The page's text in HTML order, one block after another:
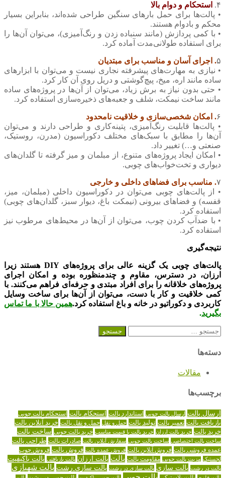
۴.
استحکام و دوام بالا
• پالت‌ها برای حمل بارهای سنگین طراحی شده‌اند، بنابراین بسیار
محکم و بادوام هستند.
• با کمی پردازش (مانند سنباده زدن و رنگ‌آمیزی)، می‌توان آن‌ها را
برای استفاده طولانی‌مدت آماده کرد.
۵. اجرای آسان و مناسب برای مبتدیان
• نیازی به مهارت‌های پیشرفته نجاری نیست و می‌توان با ابزارهای
ساده مانند اره، میخ، پیچ‌گوشتی و دریل روی آن کار کرد.
• حتی بدون نیاز به برش زیاد، می‌توان از آن‌ها در پروژه‌های ساده
مانند ساخت نیمکت، شلف و جعبه‌های ذخیره‌سازی استفاده کرد.
۶. امکان شخصی‌سازی و خلاقیت نامحدود
• پالت‌ها قابلیت رنگ‌آمیزی، پتینه‌کاری و طراحی دارند و می‌توان
آن‌ها را مطابق با سبک‌های مختلف دکوراسیون (مدرن، روستیک،
صنعتی و…) تغییر داد.
• امکان ایجاد پروژه‌های متنوع، از مبلمان و میز گرفته تا گلدان‌های
دیواری و تخت‌خواب‌های چوبی.
۷. مناسب برای فضاهای داخلی و خارجی
• از پالت‌های چوبی می‌توان در دکوراسیون داخلی (مبلمان، میز،
قفسه) و فضاهای بیرونی (نیمکت باغ، دیوار سبز، گلدان‌های چوبی)
استفاده کرد.
• با ضدآب کردن چوب، می‌توان از آن‌ها در محیط‌های مرطوب نیز
استفاده کرد.
نتیجه‌گیری
پالت‌های چوبی یک گزینه عالی برای پروژه‌های DIY هستند زیرا
ارزان، در دسترس، مقاوم و چندمنظوره بوده و امکان اجرای
پروژه‌های خلاقانه را برای افراد مبتدی و حرفه‌ای فراهم می‌کنند. با
کمی خلاقیت و کار با دست، می‌توان از آن‌ها برای ساخت وسایل
کاربردی و دکوراتیو در خانه و باغ استفاده کرد.همین حالا با ما تماس
بگیرید.
جستجو
دسته‌ها
مقالات
برچسب‌ها
ارسال پالت ارسال پالت چوبی استاندارد پالت استحکام پالت استحکام پالت چوبی
بازیافت پالت تعمیر پالت تولید پالت حمل و نقل حمل و نقل پالت خرید آنلاین پالت
خرید پالت خرید پالت ارزان خرید پالت با قیمت مناسب خرید پالت چوبی ساخت پالت
ساخت پالت اختصاصی ساخت پالت چوبی سفارش آنلاین پالت صادرات پالت طراحی پالت
عمده فروشی پالت فروش آنلاین پالت فروش عمده پالت فروش پالت فروش چوب
لجستیک مزیت پالت چوبی مقاومت پالت پالت پالت ارزان پالت بازیافتی پالت باکیفیت
پالت در رشت پالت سازی پالت سازی در رشت پالت سازی رشت پالت شهبازی